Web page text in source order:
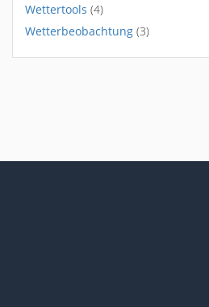
Wettertools (4)
Wetterbeobachtung (3)